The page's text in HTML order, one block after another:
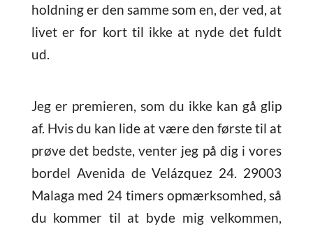
holdning er den samme som en, der ved, at
livet er for kort til ikke at nyde det fuldt
ud.
Jeg er premieren, som du ikke kan gå glip
af. Hvis du kan lide at være den første til at
prøve det bedste, venter jeg på dig i vores
bordel Avenida de Velázquez 24. 29003
Malaga med 24 timers opmærksomhed, så
du kommer til at byde mig velkommen,